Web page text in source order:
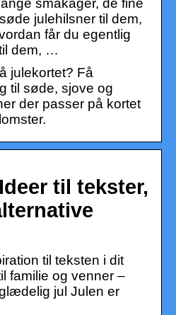
småkager, de fine
julehilsner til dem,
får du egentlig
dem, …
julekortet? Få
til søde, sjove og
der passer på kortet
til tekster,
til teksten i dit
familie og venner –
jul Julen er